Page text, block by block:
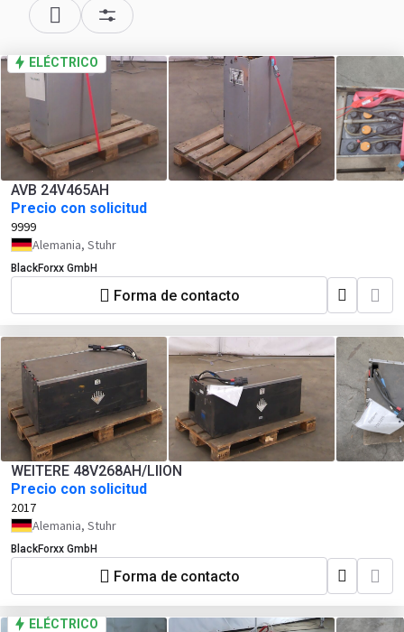
ELÉCTRICO
AVB 24V465AH
Precio con solicitud
9999
Alemania, Stuhr
BlackForxx GmbH
Forma de contacto
WEITERE 48V268AH/LIION
Precio con solicitud
2017
Alemania, Stuhr
BlackForxx GmbH
Forma de contacto
ELÉCTRICO